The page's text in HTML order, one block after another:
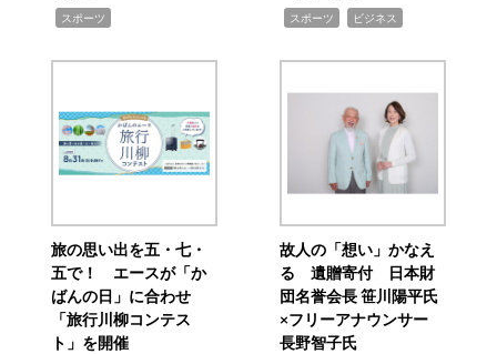
スポーツ スポーツ ビジネス
旅の思い出を五・七・
五で！ エースが「か
ばんの日」に合わせ
「旅行川柳コンテス
ト」を開催
故人の「想い」かなえ
る 遺贈寄付 日本財
団名誉会長 笹川陽平氏
×フリーアナウンサー
長野智子氏